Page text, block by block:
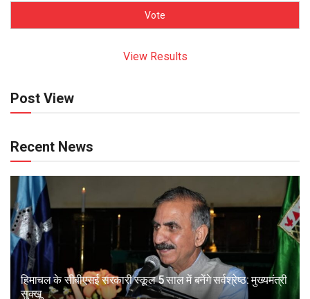
View Results
Post View
Recent News
हिमाचल के सीबीएसई सरकारी स्कूल 5 साल में बनेंगे सर्वश्रेष्ठ: मुख्यमंत्री
सुक्खू